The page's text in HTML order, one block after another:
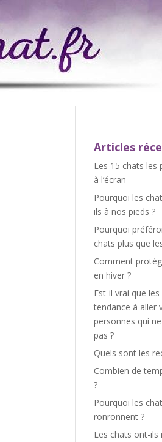
Articles
Les 15 chats les
à l’écran
Pourquoi les
ils à nos pieds ?
Pourquoi
chats plus que
Comment
en hiver ?
Est-il vrai que
tendance à aller
personnes qui
pas ?
Quels sont les
Combien de
?
Pourquoi les
ronronnent ?
Les chats ont-ils